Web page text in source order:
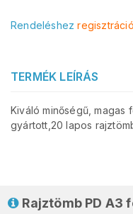
Rendeléshezregisztráció
TERMÉK LEÍRÁS
Kiváló minőségű, magas
gyártott,20 lapos
Rajztömb PD A3